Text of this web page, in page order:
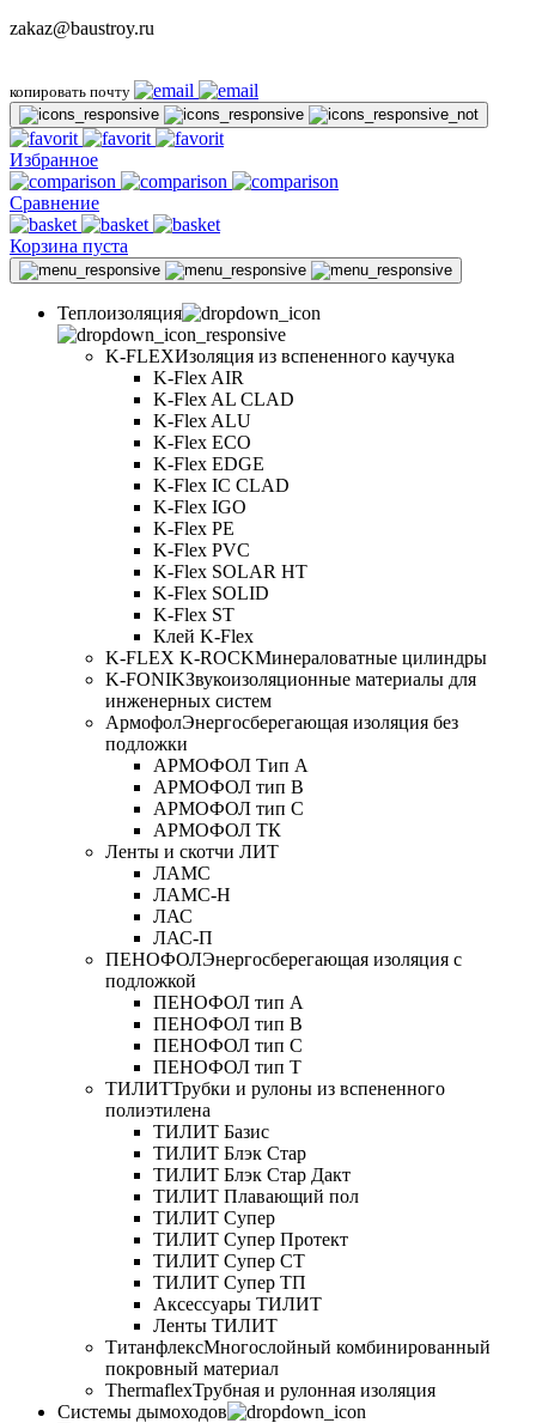
zakaz@baustroy.ru
копировать почту
Избранное
Сравнение
Корзина пуста
Теплоизоляция
K-FLEXИзоляция из вспененного каучука
K-Flex AIR
K-Flex AL CLAD
K-Flex ALU
K-Flex ECO
K-Flex EDGE
K-Flex IC CLAD
K-Flex IGO
K-Flex PE
K-Flex PVC
K-Flex SOLAR HT
K-Flex SOLID
K-Flex ST
Клей K-Flex
K-FLEX K-ROCKМинераловатные цилиндры
K-FONIKЗвукоизоляционные материалы для
инженерных систем
АрмофолЭнергосберегающая изоляция без
подложки
АРМОФОЛ Тип А
АРМОФОЛ тип В
АРМОФОЛ тип C
АРМОФОЛ ТК
Ленты и скотчи ЛИТ
ЛАМС
ЛАМС-Н
ЛАС
ЛАС-П
ПЕНОФОЛЭнергосберегающая изоляция с
подложкой
ПЕНОФОЛ тип А
ПЕНОФОЛ тип B
ПЕНОФОЛ тип C
ПЕНОФОЛ тип T
ТИЛИТТрубки и рулоны из вспененного
полиэтилена
ТИЛИТ Базис
ТИЛИТ Блэк Стар
ТИЛИТ Блэк Стар Дакт
ТИЛИТ Плавающий пол
ТИЛИТ Супер
ТИЛИТ Супер Протект
ТИЛИТ Супер СТ
ТИЛИТ Супер ТП
Аксессуары ТИЛИТ
Ленты ТИЛИТ
ТитанфлексМногослойный комбинированный
покровный материал
ThermaflexТрубная и рулонная изоляция
Cистемы дымоходов